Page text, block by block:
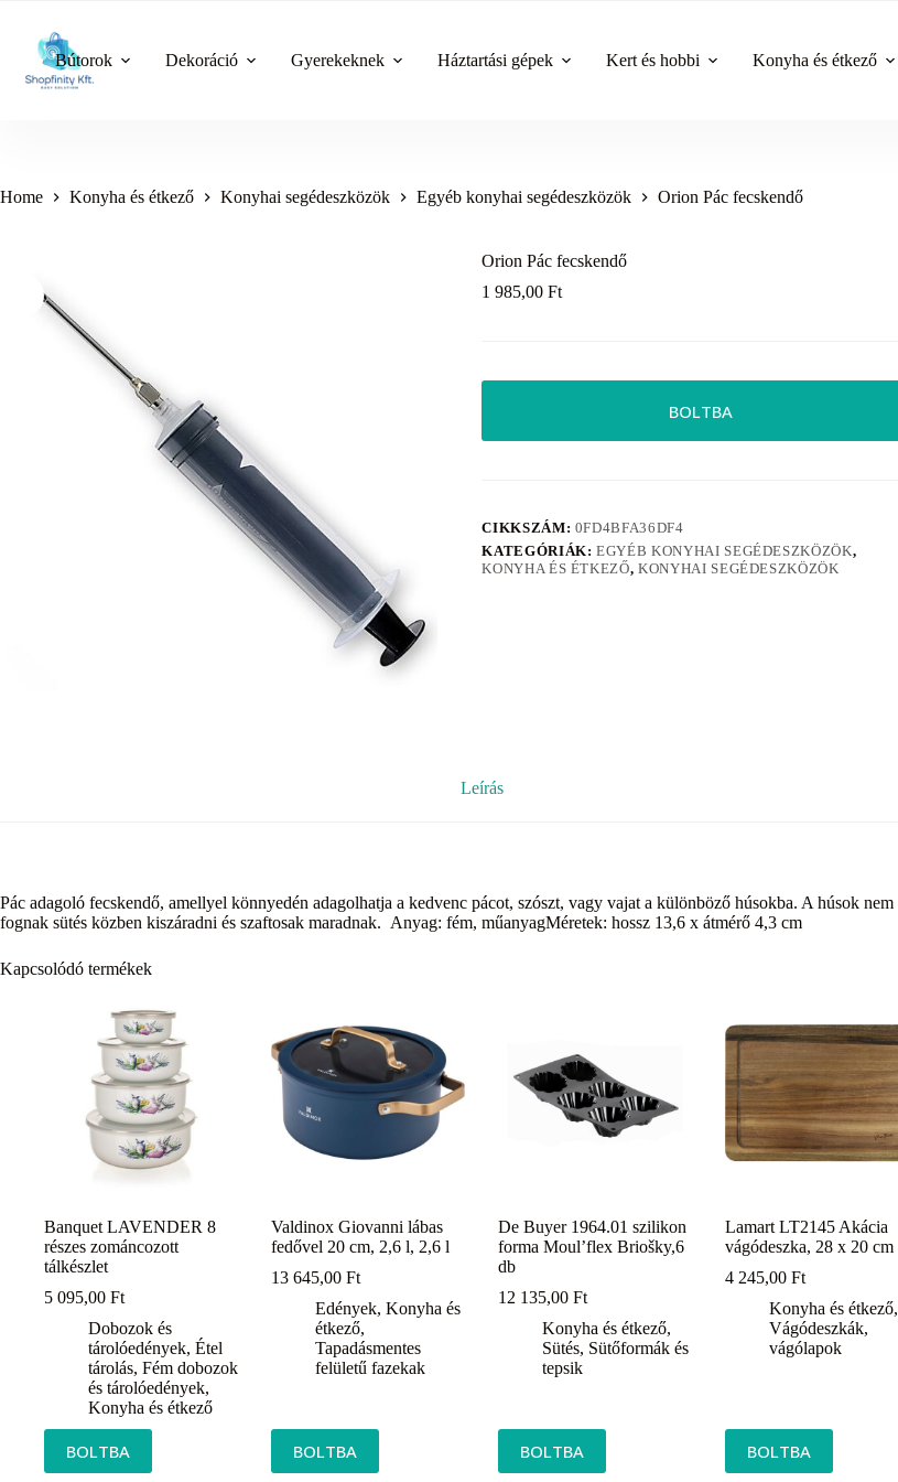
content
Bútorok Dekoráció Gyerekeknek Háztartási gépek Kert és hobbi Konyha és étkező
Home Konyha és étkező Konyhai segédeszközök Egyéb konyhai segédeszközök Orion Pác fecskendő
Orion Pác fecskendő
1 985,00Ft
BOLTBA
CIKKSZÁM: 0FD4BFA36DF4
KATEGÓRIÁK:EGYÉB KONYHAI SEGÉDESZKÖZÖK,
KONYHA ÉS ÉTKEZŐ,KONYHAI SEGÉDESZKÖZÖK
Leírás
Pác adagoló fecskendő, amellyel könnyedén adagolhatja a kedvenc pácot, szószt, vagy vajat a különböző húsokba. A húsok nem
fognak sütés közben kiszáradni és szaftosak maradnak. Anyag: fém, műanyagMéretek: hossz 13,6 x átmérő 4,3 cm
Kapcsolódó termékek
Banquet LAVENDER 8
részes zománcozott
tálkészlet
5 095,00 Ft
Dobozok és
tárolóedények, Étel
tárolás, Fém dobozok
és tárolóedények,
Konyha és étkező
BOLTBA
Valdinox Giovanni lábas
fedővel 20 cm, 2,6 l, 2,6 l
13 645,00Ft
Edények,Konyha és
étkező,
Tapadásmentes
felületű fazekak
BOLTBA
De Buyer 1964.01 szilikon
forma Moul’flex Briošky,6
db
12 135,00Ft
Konyha és étkező,
Sütés, Sütőformák és
tepsik
BOLTBA
Lamart LT2145 Akácia
vágódeszka, 28 x 20 cm
4 245,00Ft
Konyha és étkező,
Vágódeszkák,
vágólapok
BOLTBA